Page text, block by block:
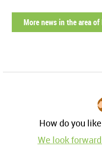
More news in the area
How do you
We look